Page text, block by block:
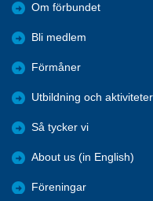
Om förbundet
Bli medlem
Förmåner
Utbildning och aktiviteter
Så tycker vi
About us (in English)
Föreningar